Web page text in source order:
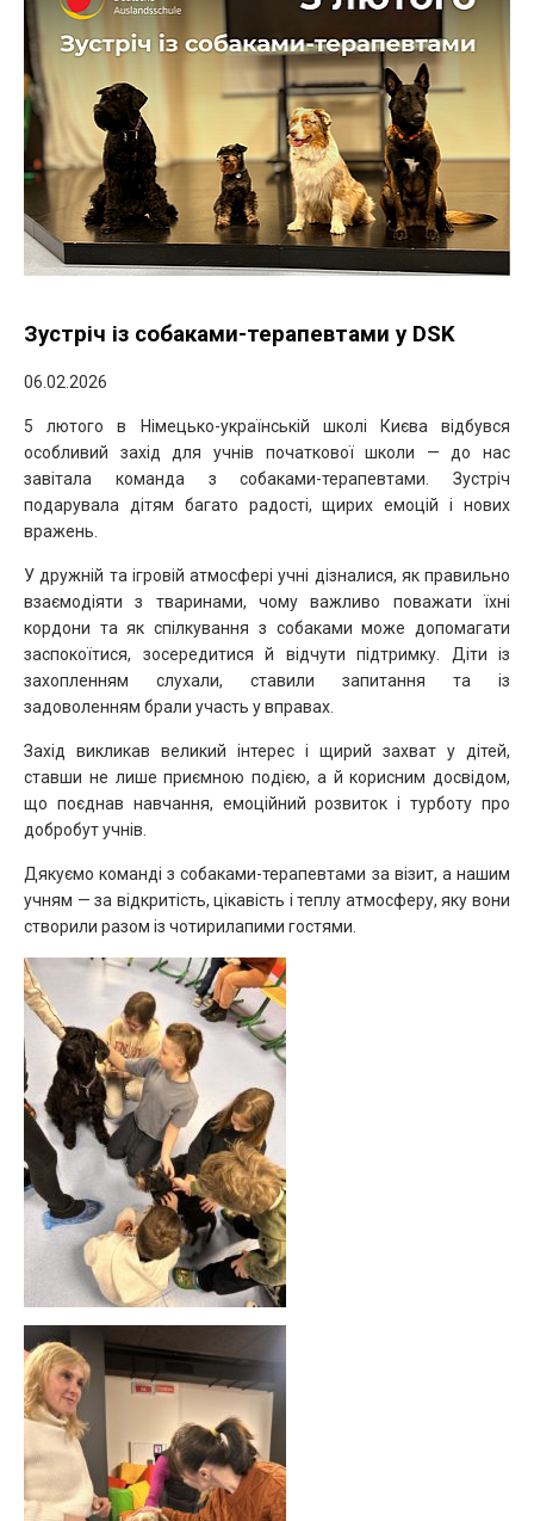
Зустріч із собаками-терапевтами у DSK
06.02.2026
5 лютого в Німецько-українській школі Києва відбувся
особливий захід для учнів початкової школи — до нас
завітала команда з собаками-терапевтами. Зустріч
подарувала дітям багато радості, щирих емоцій і нових
вражень.
У дружній та ігровій атмосфері учні дізналися, як правильно
взаємодіяти з тваринами, чому важливо поважати їхні
кордони та як спілкування з собаками може допомагати
заспокоїтися, зосередитися й відчути підтримку. Діти із
захопленням слухали, ставили запитання та із
задоволенням брали участь у вправах.
Захід викликав великий інтерес і щирий захват у дітей,
ставши не лише приємною подією, а й корисним досвідом,
що поєднав навчання, емоційний розвиток і турботу про
добробут учнів.
Дякуємо команді з собаками-терапевтами за візит, а нашим
учням — за відкритість, цікавість і теплу атмосферу, яку вони
створили разом із чотирилапими гостями.